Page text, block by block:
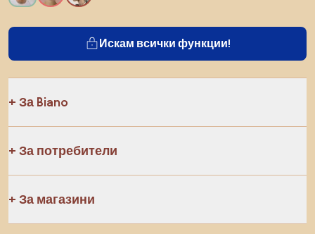
Искам всички функции!
За Biano
За потребители
За магазини